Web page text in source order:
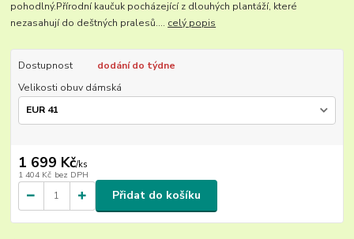
pohodlný.Přírodní kaučuk pocházející z dlouhých plantáží, které
nezasahují do deštných pralesů.... celý popis
Dostupnost
dodání do týdne
Velikosti obuv dámská
1 699 Kč/ks
1 404 Kč bez DPH
Přidat do košíku